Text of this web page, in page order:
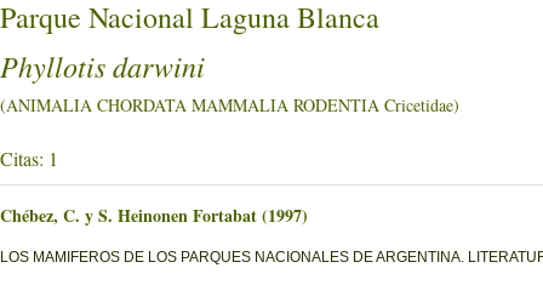
Parque Nacional Laguna Blanca
Phyllotis darwini
(ANIMALIA CHORDATA MAMMALIA RODENTIA Cricetidae)
Citas: 1
Chébez, C. y S. Heinonen Fortabat (1997)
LOS MAMIFEROS DE LOS PARQUES NACIONALES DE ARGENTINA.